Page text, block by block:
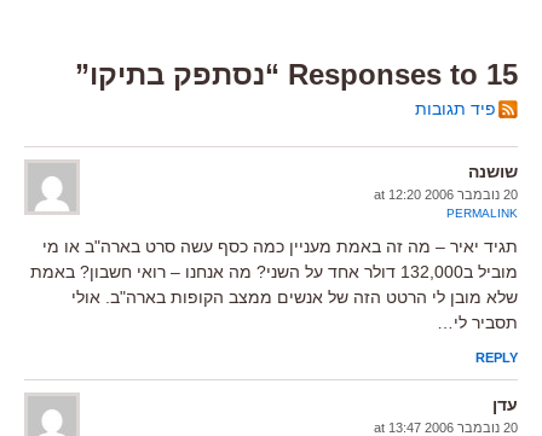
15 Responses to “נסתפק בתיקו”
פיד תגובות
שושנה
20 נובמבר 2006 at 12:20
PERMALINK
תגיד יאיר – מה זה באמת מעניין כמה כסף עשה סרט בארה"ב או מי
מוביל ב132,000 דולר אחד על השני? מה אנחנו – רואי חשבון? באמת
שלא מובן לי הרטט הזה של אנשים ממצב הקופות בארה"ב. אולי
תסביר לי…
REPLY
עדן
20 נובמבר 2006 at 13:47